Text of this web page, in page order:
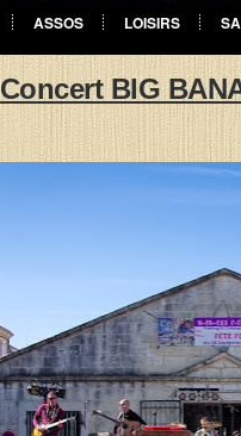
ASSOS LOISIRS
Concert BIG